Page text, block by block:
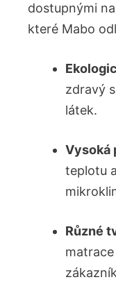
dostupnými
které Mabo
zdravý
látek.
Vysoká
teplotu
Různé